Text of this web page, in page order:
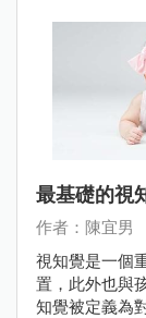
最基礎的視
作者：陳宜男
視知覺是一個
置，此外也與
知覺被定義為